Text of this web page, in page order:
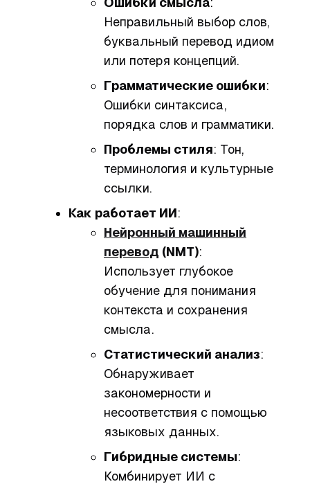
Неправильный выбор слов,
буквальный перевод идиом
или потеря концепций.
Грамматические ошибки:
Ошибки синтаксиса,
порядка слов и грамматики.
Проблемы стиля: Тон,
терминология и культурные
ссылки.
Как работает ИИ:
Нейронный машинный
перевод (NMT):
Использует глубокое
обучение для понимания
контекста и сохранения
смысла.
Статистический анализ:
Обнаруживает
закономерности и
несоответствия с помощью
языковых данных.
Гибридные системы:
Комбинирует ИИ с